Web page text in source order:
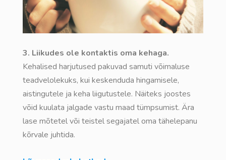
3. Liikudes ole kontaktis oma kehaga.
Kehalised harjutused pakuvad samuti võimaluse
teadvelolekuks, kui keskenduda hingamisele,
aistingutele ja keha liigutustele. Näiteks joostes
võid kuulata jalgade vastu maad tümpsumist. Ära
lase mõtetel või teistel segajatel oma tähelepanu
kõrvale juhtida.